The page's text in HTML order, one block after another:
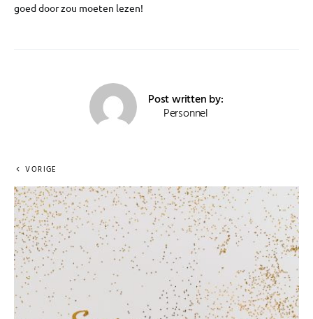
goed door zou moeten lezen!
Post written by:
Personnel
VORIGE